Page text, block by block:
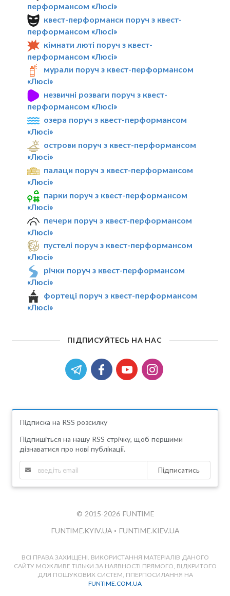
перформансом «Люсі»
квест-перформанси поруч з квест-
перформансом «Люсі»
кімнати люті поруч з квест-
перформансом «Люсі»
мурали поруч з квест-перформансом
«Люсі»
незвичні розваги поруч з квест-
перформансом «Люсі»
озера поруч з квест-перформансом
«Люсі»
острови поруч з квест-перформансом
«Люсі»
палаци поруч з квест-перформансом
«Люсі»
парки поруч з квест-перформансом
«Люсі»
печери поруч з квест-перформансом
«Люсі»
пустелі поруч з квест-перформансом
«Люсі»
річки поруч з квест-перформансом
«Люсі»
фортеці поруч з квест-перформансом
«Люсі»
ПІДПИСУЙТЕСЬ НА НАС
Підписка на RSS розсилку
Підпишіться на нашу RSS стрічку, щоб першими
дізнаватися про нові публікації.
Підписатись
© 2015-2026 FUNTIME
FUNTIME.KYIV.UA • FUNTIME.KIEV.UA
ВСІ ПРАВА ЗАХИЩЕНІ. ВИКОРИСТАННЯ МАТЕРІАЛІВ ДАНОГО
САЙТУ МОЖЛИВЕ ТІЛЬКИ ЗА НАЯВНОСТІ ПРЯМОГО, ВІДКРИТОГО
ДЛЯ ПОШУКОВИХ СИСТЕМ, ГІПЕРПОСИЛАННЯ НА
FUNTIME.COM.UA